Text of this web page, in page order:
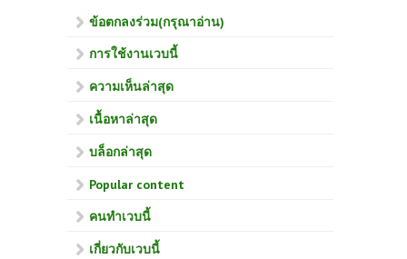
ข้อตกลงร่วม(กรุณาอ่าน)
การใช้งานเวบนี้
ความเห็นล่าสุด
เนื้อหาล่าสุด
บล็อกล่าสุด
Popular content
คนทำเวบนี้
เกี่ยวกับเวบนี้